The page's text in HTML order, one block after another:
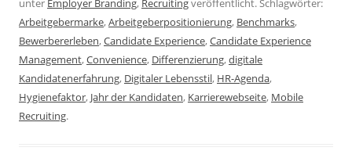
unter Employer Branding, Recruitingveröffentlicht. Schlagwörter:
Arbeitgebermarke,Arbeitgeberpositionierung, Benchmarks,
Bewerbererleben,Candidate Experience,Candidate Experience
Management,Convenience, Differenzierung,digitale
Kandidatenerfahrung, Digitaler Lebensstil, HR-Agenda,
Hygienefaktor, Jahr der Kandidaten, Karrierewebseite, Mobile
Recruiting.